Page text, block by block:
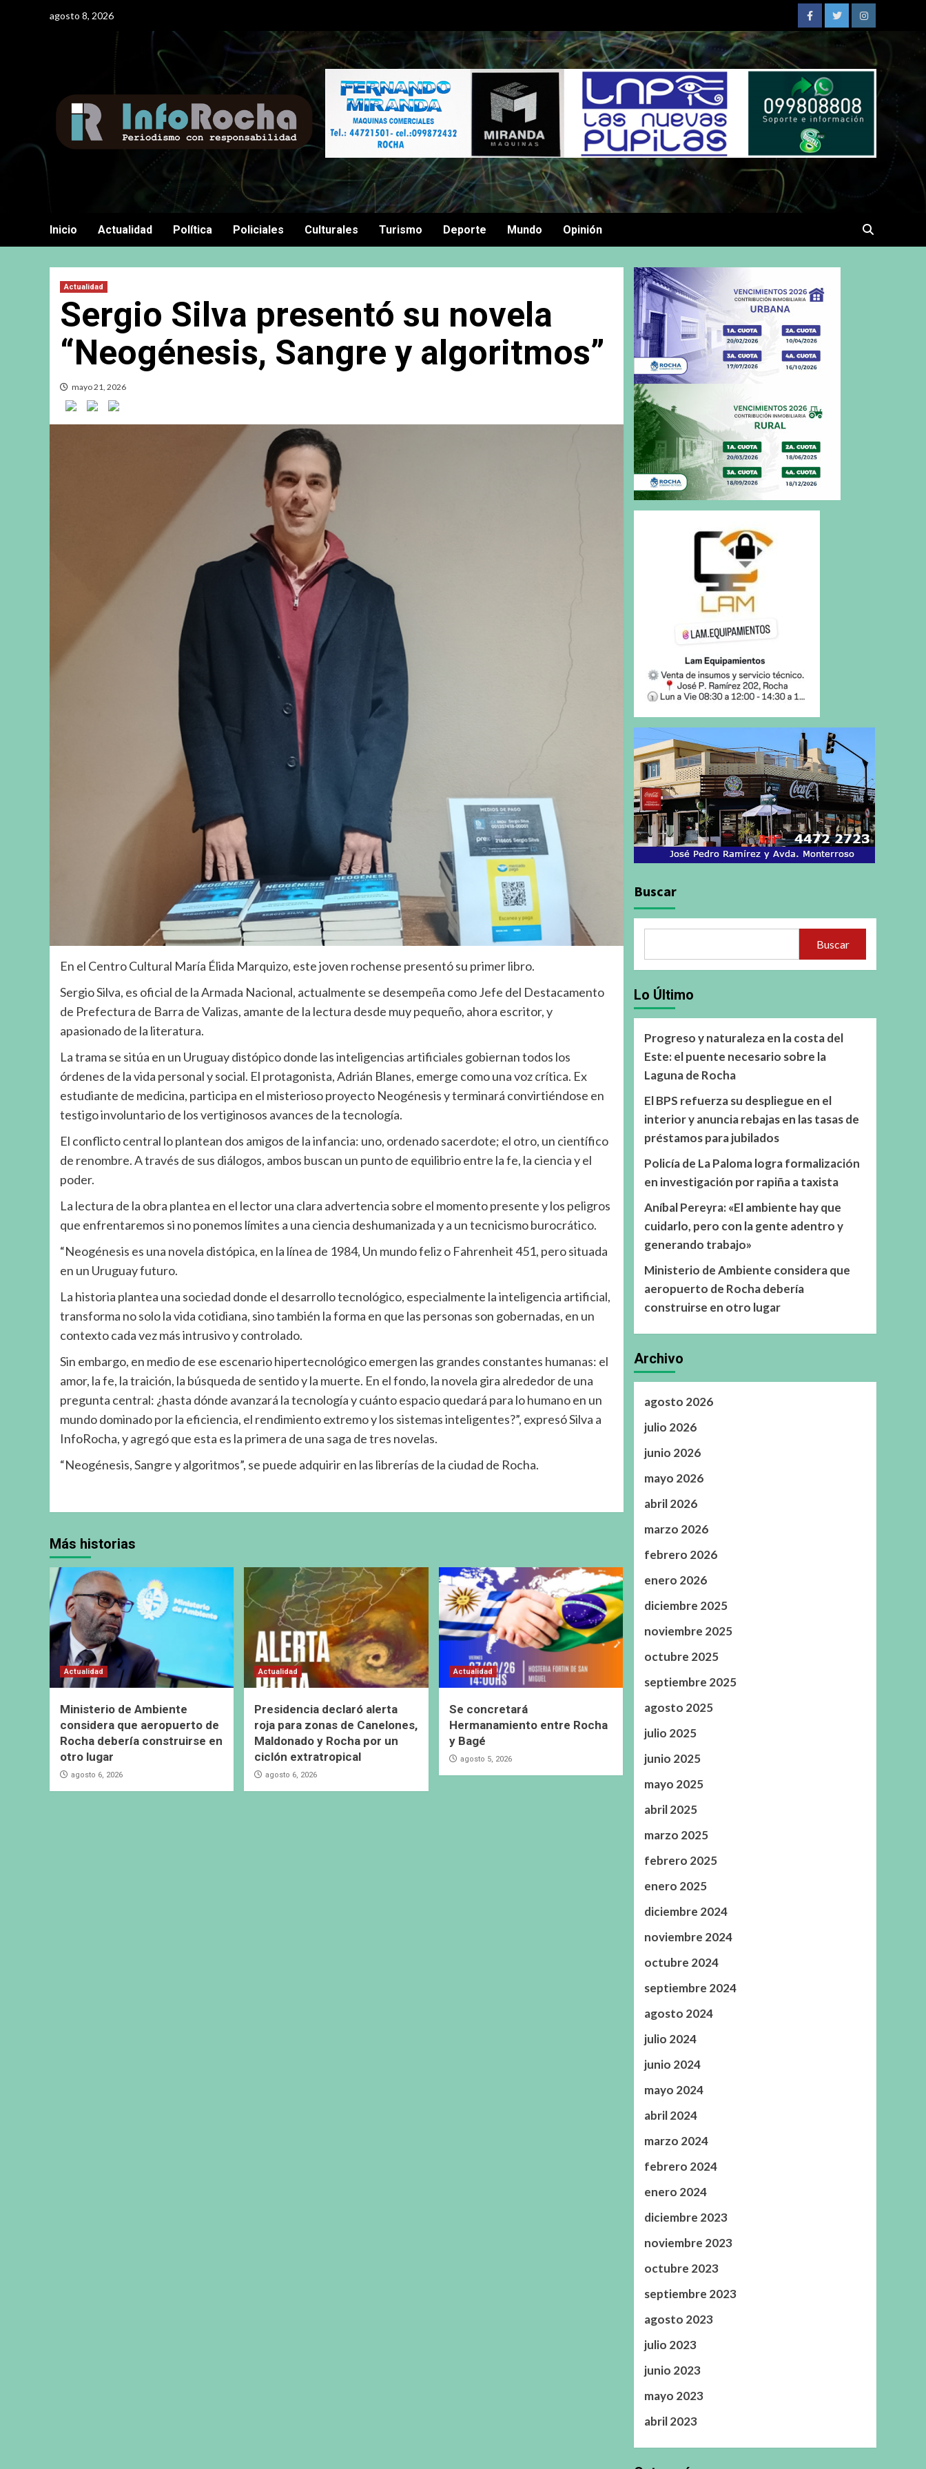
agosto 8, 2026
FacebookTwitterInstagram
Inicio Actualidad Política Policiales Culturales Turismo Deporte Mundo Opinión
Actualidad
Sergio Silva presentó su novela
“Neogénesis, Sangre y algoritmos”
mayo 21, 2026
En el Centro Cultural María Élida Marquizo, este joven rochense presentó su primer libro.
Sergio Silva, es oficial de la Armada Nacional, actualmente se desempeña como Jefe del Destacamento
de Prefectura de Barra de Valizas, amante de la lectura desde muy pequeño, ahora escritor, y
apasionado de la literatura.
La trama se sitúa en un Uruguay distópico donde las inteligencias artificiales gobiernan todos los
órdenes de la vida personal y social. El protagonista, Adrián Blanes, emerge como una voz crítica. Ex
estudiante de medicina, participa en el misterioso proyecto Neogénesis y terminará convirtiéndose en
testigo involuntario de los vertiginosos avances de la tecnología.
El conflicto central lo plantean dos amigos de la infancia: uno, ordenado sacerdote; el otro, un científico
de renombre. A través de sus diálogos, ambos buscan un punto de equilibrio entre la fe, la ciencia y el
poder.
La lectura de la obra plantea en el lector una clara advertencia sobre el momento presente y los peligros
que enfrentaremos si no ponemos límites a una ciencia deshumanizada y a un tecnicismo burocrático.
“Neogénesis es una novela distópica, en la línea de 1984, Un mundo feliz o Fahrenheit 451, pero situada
en un Uruguay futuro.
La historia plantea una sociedad donde el desarrollo tecnológico, especialmente la inteligencia artificial,
transforma no solo la vida cotidiana, sino también la forma en que las personas son gobernadas, en un
contexto cada vez más intrusivo y controlado.
Sin embargo, en medio de ese escenario hipertecnológico emergen las grandes constantes humanas: el
amor, la fe, la traición, la búsqueda de sentido y la muerte. En el fondo, la novela gira alrededor de una
pregunta central: ¿hasta dónde avanzará la tecnología y cuánto espacio quedará para lo humano en un
mundo dominado por la eficiencia, el rendimiento extremo y los sistemas inteligentes?”, expresó Silva a
InfoRocha, y agregó que esta es la primera de una saga de tres novelas.
“Neogénesis, Sangre y algoritmos”, se puede adquirir en las librerías de la ciudad de Rocha.
Más historias
Actualidad
Ministerio de Ambiente
considera que aeropuerto de
Rocha debería construirse en
otro lugar
agosto 6, 2026
Actualidad
Presidencia declaró alerta
roja para zonas de Canelones,
Maldonado y Rocha por un
ciclón extratropical
agosto 6, 2026
Actualidad
Se concretará
Hermanamiento entre Rocha
y Bagé
agosto 5, 2026
Buscar
Buscar
Lo Último
Progreso y naturaleza en la costa del
Este: el puente necesario sobre la
Laguna de Rocha
El BPS refuerza su despliegue en el
interior y anuncia rebajas en las tasas de
préstamos para jubilados
Policía de La Paloma logra formalización
en investigación por rapiña a taxista
Aníbal Pereyra: «El ambiente hay que
cuidarlo, pero con la gente adentro y
generando trabajo»
Ministerio de Ambiente considera que
aeropuerto de Rocha debería
construirse en otro lugar
Archivo
agosto 2026
julio 2026
junio 2026
mayo 2026
abril 2026
marzo 2026
febrero 2026
enero 2026
diciembre 2025
noviembre 2025
octubre 2025
septiembre 2025
agosto 2025
julio 2025
junio 2025
mayo 2025
abril 2025
marzo 2025
febrero 2025
enero 2025
diciembre 2024
noviembre 2024
octubre 2024
septiembre 2024
agosto 2024
julio 2024
junio 2024
mayo 2024
abril 2024
marzo 2024
febrero 2024
enero 2024
diciembre 2023
noviembre 2023
octubre 2023
septiembre 2023
agosto 2023
julio 2023
junio 2023
mayo 2023
abril 2023